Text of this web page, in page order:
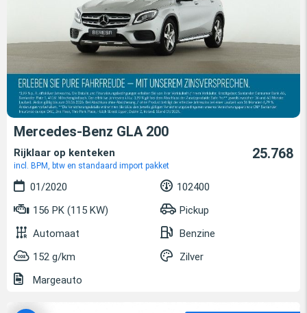
Mercedes-Benz GLA 200
Rijklaar op kenteken
incl. BPM, btw en standaard import pakket
25.768
01/2020
102400
156 PK (115 KW)
Pickup
Automaat
Benzine
152 g/km
Zilver
Margeauto